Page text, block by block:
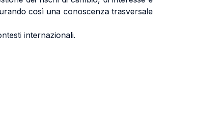
così una conoscenza trasversale
internazionali.